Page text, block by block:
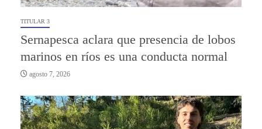
TITULAR 3
Sernapesca aclara que presencia de lobos
marinos en ríos es una conducta normal
agosto 7, 2026